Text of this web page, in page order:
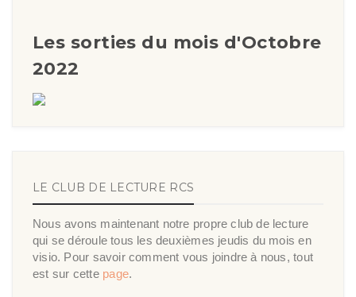
Les sorties du mois d'Octobre
2022
LE CLUB DE LECTURE RCS
Nous avons maintenant notre propre club de lecture
qui se déroule tous les deuxièmes jeudis du mois en
visio. Pour savoir comment vous joindre à nous, tout
est sur cette page.